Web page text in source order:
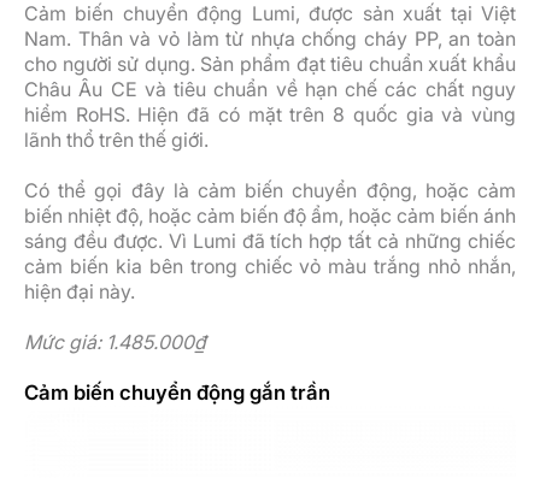
Cảm biến chuyển động Lumi, được sản xuất tại Việt
Nam. Thân và vỏ làm từ nhựa chống cháy PP, an toàn
cho người sử dụng. Sản phẩm đạt tiêu chuẩn xuất khẩu
Châu Âu CE và tiêu chuẩn về hạn chế các chất nguy
hiểm RoHS. Hiện đã có mặt trên 8 quốc gia và vùng
lãnh thổ trên thế giới.
Có thể gọi đây là cảm biến chuyển động, hoặc cảm
biến nhiệt độ, hoặc cảm biến độ ẩm, hoặc cảm biến ánh
sáng đều được. Vì Lumi đã tích hợp tất cả những chiếc
cảm biến kia bên trong chiếc vỏ màu trắng nhỏ nhắn,
hiện đại này.
Mức giá: 1.485.000₫
Cảm biến chuyển động gắn trần